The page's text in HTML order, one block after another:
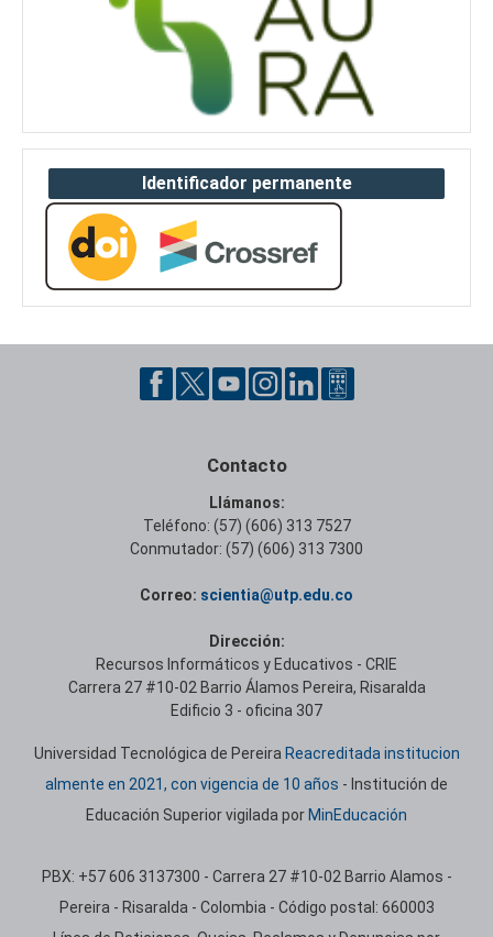
Identificador permanente
Contacto
Llámanos:
Teléfono: (57) (606) 313 7527
Conmutador: (57) (606) 313 7300
Correo: scientia@utp.edu.co
Dirección:
Recursos Informáticos y Educativos - CRIE
Carrera 27 #10-02 Barrio Álamos Pereira, Risaralda
Edificio 3 - oficina 307
Universidad Tecnológica de Pereira Reacreditada institucion
almente en 2021, con vigencia de 10 años - Institución de
Educación Superior vigilada por MinEducación
PBX: +57 606 3137300 - Carrera 27 #10-02 Barrio Alamos -
Pereira - Risaralda - Colombia - Código postal: 660003